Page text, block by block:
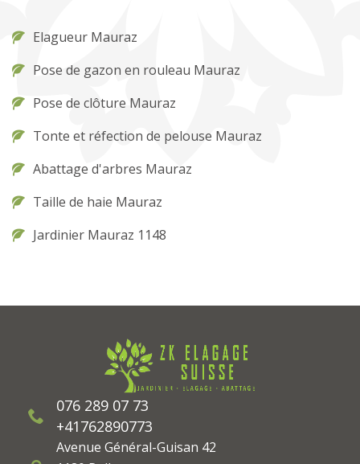
Elagueur Mauraz
Pose de gazon en rouleau Mauraz
Pose de clôture Mauraz
Tonte et réfection de pelouse Mauraz
Abattage d'arbres Mauraz
Taille de haie Mauraz
Jardinier Mauraz 1148
076 289 07 73
+41762890773
Avenue Général-Guisan 42